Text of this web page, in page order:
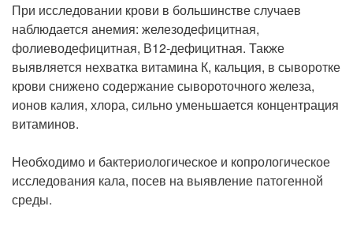
При исследовании крови в большинстве случаев
наблюдается анемия: железодефицитная,
фолиеводефицитная, В12-дефицитная. Также
выявляется нехватка витамина К, кальция, в сыворотке
крови снижено содержание сывороточного железа,
ионов калия, хлора, сильно уменьшается концентрация
витаминов.
Необходимо и бактериологическое и копрологическое
исследования кала, посев на выявление патогенной
среды.